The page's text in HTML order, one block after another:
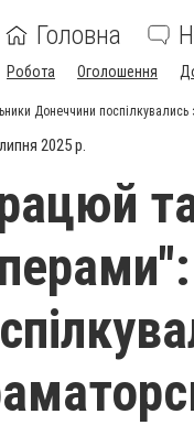
Головна
Робота Оголошення
Донеччини поспілкувались
2025 р.